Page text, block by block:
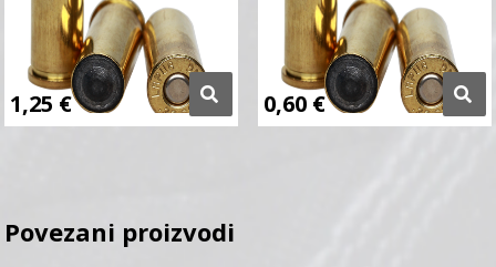
1,25 € 0,60 €
Povezani proizvodi